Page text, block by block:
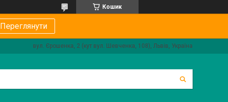
Кошик
Переглянути
вул. Єрошенка, 2 (кут вул. Шевченка, 108), Львів, Україна